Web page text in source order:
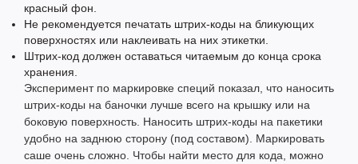
красный фон.
Не рекомендуется печатать штрих-коды на бликующих
поверхностях или наклеивать на них этикетки.
Штрих-код должен оставаться читаемым до конца срока
хранения.
Эксперимент по маркировке специй показал, что наносить
штрих-коды на баночки лучше всего на крышку или на
боковую поверхность. Наносить штрих-коды на пакетики
удобно на заднюю сторону (под составом). Маркировать
саше очень сложно. Чтобы найти место для кода, можно